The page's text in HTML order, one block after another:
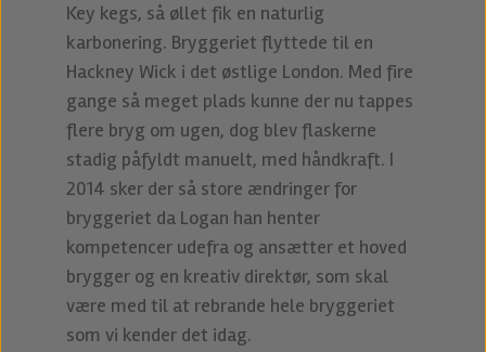
Key kegs, så øllet fik en naturlig
karbonering. Bryggeriet flyttede til en
Hackney Wick i det østlige London. Med fire
gange så meget plads kunne der nu tappes
flere bryg om ugen, dog blev flaskerne
stadig påfyldt manuelt, med håndkraft. I
2014 sker der så store ændringer for
bryggeriet da Logan han henter
kompetencer udefra og ansætter et hoved
brygger og en kreativ direktør, som skal
være med til at rebrande hele bryggeriet
som vi kender det idag.